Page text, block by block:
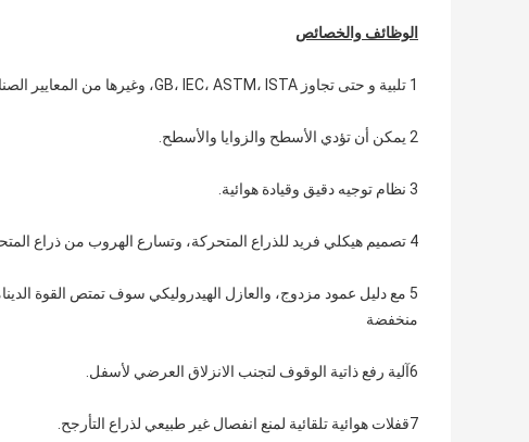
الوظائف والخصائص
1 تلبية و حتى تجاوز GB، IEC، ASTM، ISTA، وغيرها من المعايير الصناعية.
2 يمكن أن تؤدي الأسطح والزوايا والأسطح.
3 نظام توجيه دقيق وقيادة هوائية.
4 تصميم هيكلي فريد للذراع المتحركة، وتسارع الهروب من ذراع المتحركة أكبر من 3G؛
5 مع دليل عمود مزدوج، والعازل الهيدروليكي سوف تمتص القوة
منخفضة
6آلية رفع ذاتية الوقوف لتجنب الانزلاق العرضي لأسفل.
7قفلات هوائية تلقائية لمنع انفصال غير طبيعي لذراع التأرجح.